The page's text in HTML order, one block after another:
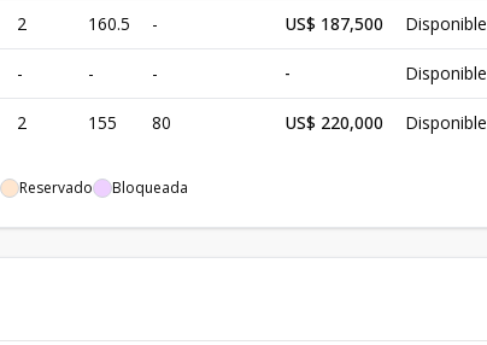
2 160.5 - US$ 187,500 Disponible
- - - - Disponible
2 155 80 US$ 220,000 Disponible
Reservado Bloqueada